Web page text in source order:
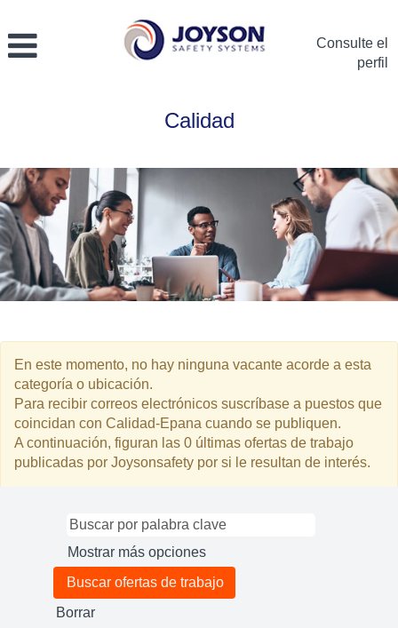
Consulte el
perfil
Calidad
En este momento, no hay ninguna vacante acorde a esta
categoría o ubicación.
Para recibir correos electrónicos suscríbase a puestos que
coincidan con Calidad-Epana cuando se publiquen.
A continuación, figuran las 0 últimas ofertas de trabajo
publicadas por Joysonsafety por si le resultan de interés.
Mostrar más opciones
Borrar